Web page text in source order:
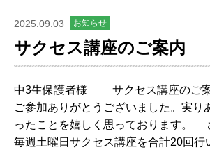
2025.09.03 お知らせ
サクセス講座のご案内
中3生保護者様 サクセス講座のご
ご参加ありがとうございました。実り
ったことを嬉しく思っております。
毎週土曜日サクセス講座を合計20回